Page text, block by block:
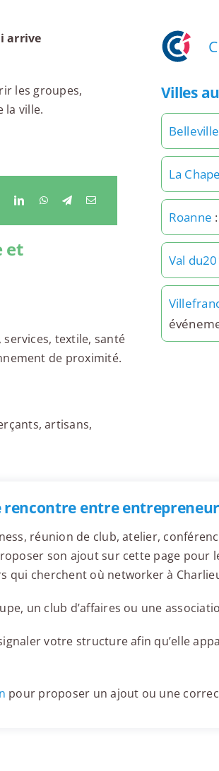
arrive
les groupes,
la ville.
et
textile, santé
de proximité.
artisans,
Villes
La
Roanne
Val
rencontre entre
réunion de club, atelier,
son ajout sur cette page pour
qui cherchent où networker à
un club d’affaires ou une
votre structure afin qu’elle
pour proposer un ajout ou une